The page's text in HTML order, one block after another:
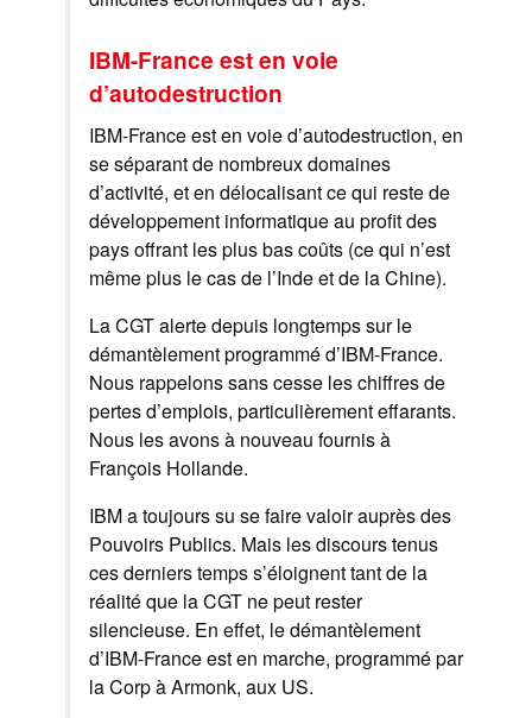
IBM-France est en voie
d’autodestruction
IBM-France est en voie d’autodestruction, en
se séparant de nombreux domaines
d’activité, et en délocalisant ce qui reste de
développement informatique au profit des
pays offrant les plus bas coûts (ce qui n’est
même plus le cas de l’Inde et de la Chine).
La CGT alerte depuis longtemps sur le
démantèlement programmé d’IBM-France.
Nous rappelons sans cesse les chiffres de
pertes d’emplois, particulièrement effarants.
Nous les avons à nouveau fournis à
François Hollande.
IBM a toujours su se faire valoir auprès des
Pouvoirs Publics. Mais les discours tenus
ces derniers temps s’éloignent tant de la
réalité que la CGT ne peut rester
silencieuse. En effet, le démantèlement
d’IBM-France est en marche, programmé par
la Corp à Armonk, aux US.